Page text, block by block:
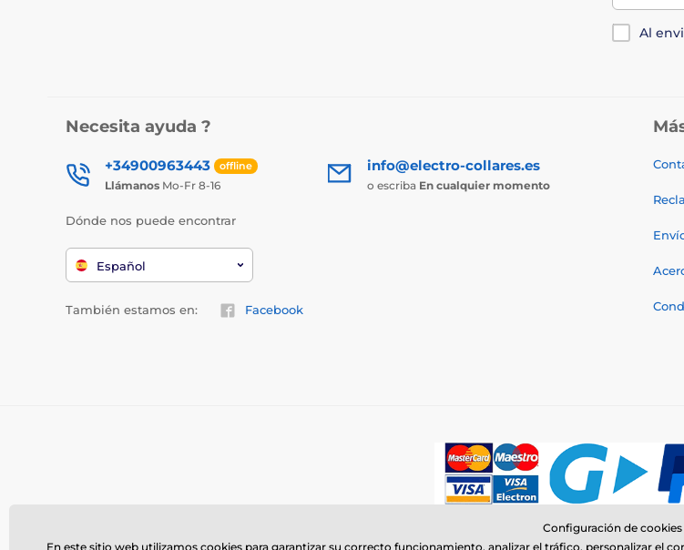
Al
Necesita ayuda ?
+34900963443 offline
Llámanos Mo-Fr 8-16
info@electro-collares.es
o escriba En cualquier momento
Dónde nos puede encontrar
Español
También estamos en: Facebook
© 2026 www.electro-collares.es ⦁ Tienda
Configuración de cookies
En este sitio web utilizamos cookies para garantizar su correcto funcionamiento, analizar el tráfico, personalizar el